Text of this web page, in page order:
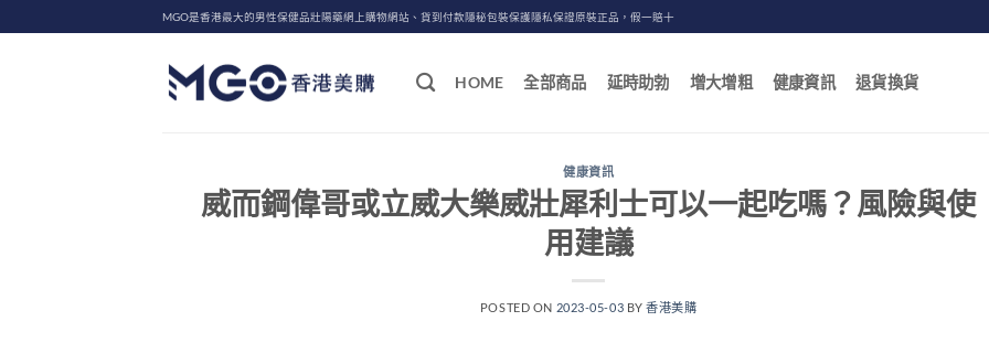
to
MGO是香港最大的男性保健品壯陽藥網上購物網站、貨到付款隱秘包裝保護隱私保證原裝正品，假一賠十
HOME 全部商品 延時助勃 增大增粗 健康資訊 退貨換貨
健康資訊
威而鋼偉哥或立威大樂威壯犀利士可以一起吃嗎？風險與使
用建議
POSTED ON 2023-05-03 BY香港美購